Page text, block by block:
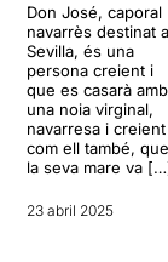
Don José, caporal
navarrès destinat a
Sevilla, és una
persona creient i
que es casarà amb
una noia virginal,
navarresa i creient
com ell també, que
la seva mare va
23 abril 2025